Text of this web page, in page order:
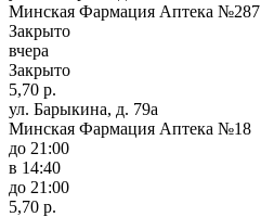
Минская Фармация Аптека №287
Закрыто
вчера
Закрыто
5,70 р.
ул. Барыкина, д. 79а
Минская Фармация Аптека №18
до 21:00
в 14:40
до 21:00
5,70 р.